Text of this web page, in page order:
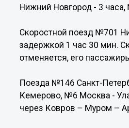
Нижний Новгород - 3
Скоростной поезд №701
задержкой 1 час 30 мин.
отменяется, его
Поезда №146 Санкт-
Кемерово, №6 Москва -
через Ковров – Муром –